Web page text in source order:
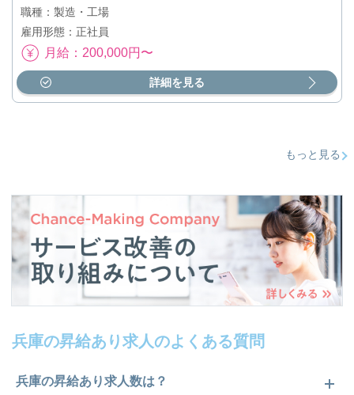
職種：製造・工場
雇用形態：正社員
月給：200,000円〜
詳細を見る
もっと見る
兵庫の昇給あり求人のよくある質問
兵庫の昇給あり求人数は？